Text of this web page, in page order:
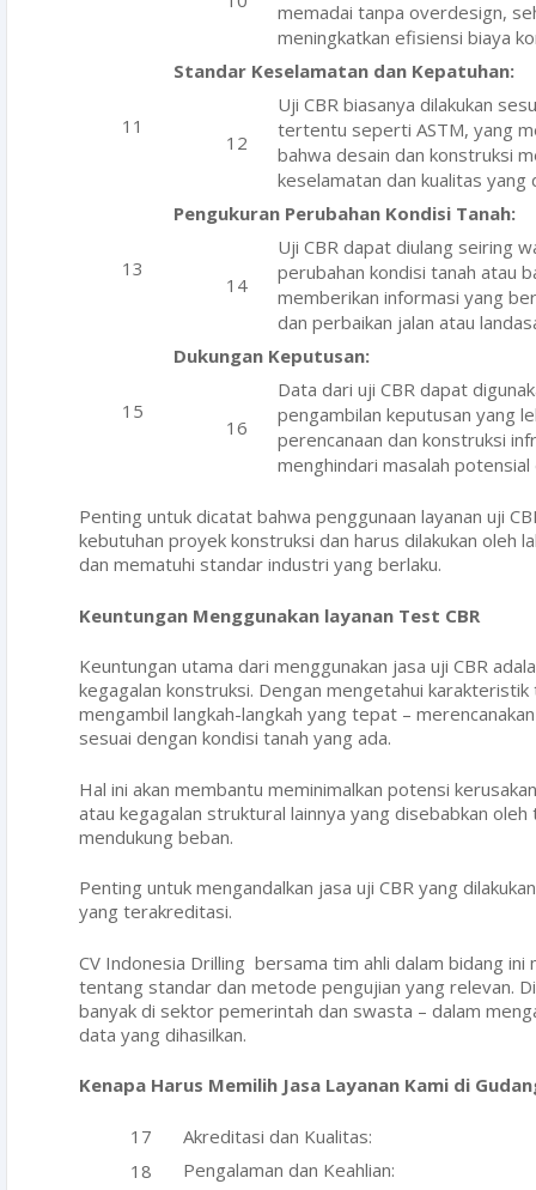
memadai tanpa overdesign,
meningkatkan efisiensi biaya
Standar Keselamatan dan Kepatuhan:
Uji CBR biasanya dilakukan
tertentu seperti ASTM, yang
bahwa desain dan konstruksi
keselamatan dan kualitas yang
Pengukuran Perubahan Kondisi Tanah:
Uji CBR dapat diulang seiring
perubahan kondisi tanah atau
memberikan informasi yang
dan perbaikan jalan atau
Dukungan Keputusan:
Data dari uji CBR dapat
pengambilan keputusan yang
perencanaan dan konstruksi
menghindari masalah potensial
Penting untuk dicatat bahwa penggunaan layanan uji
kebutuhan proyek konstruksi dan harus dilakukan oleh
dan mematuhi standar industri yang berlaku.
Keuntungan Menggunakan layanan Test CBR
Keuntungan utama dari menggunakan jasa uji CBR
kegagalan konstruksi. Dengan mengetahui
mengambil langkah-langkah yang tepat –
sesuai dengan kondisi tanah yang ada.
Hal ini akan membantu meminimalkan potensi
atau kegagalan struktural lainnya yang disebabkan
mendukung beban.
Penting untuk mengandalkan jasa uji CBR yang
yang terakreditasi.
CV Indonesia Drilling bersama tim ahli dalam bidang ini
tentang standar dan metode pengujian yang relevan.
banyak di sektor pemerintah dan swasta – dalam
data yang dihasilkan.
Kenapa Harus Memilih Jasa Layanan Kami di
Akreditasi dan Kualitas:
Pengalaman dan Keahlian: